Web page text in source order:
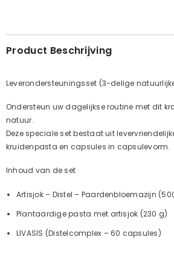
Product Beschrijving
Leverondersteuningsset (3-delige
Ondersteun uw dagelijkse routine met dit
natuur.
Deze speciale set bestaat uit
kruidenpasta en capsules in capsulevorm.
Inhoud van de set
Artisjok – Distel – Paardenbloemazijn
Plantaardige pasta met artisjok (230 g)
LIVASIS (Distelcomplex – 60 capsules)